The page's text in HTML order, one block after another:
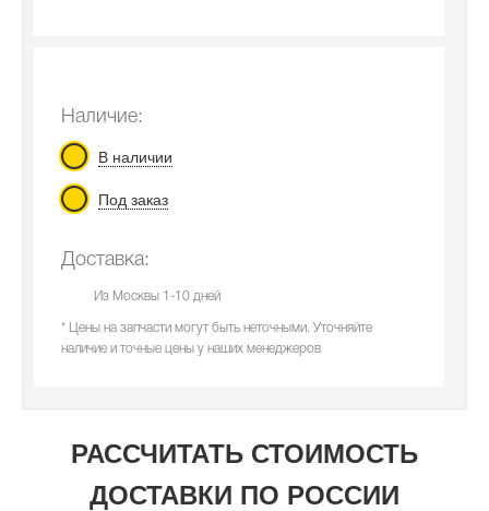
Наличие:
В наличии
Под заказ
Доставка:
Из Москвы 1-10 дней
* Цены на запчасти могут быть неточными. Уточняйте
наличие и точные цены у наших менеджеров
РАССЧИТАТЬ СТОИМОСТЬ
ДОСТАВКИ ПО РОССИИ